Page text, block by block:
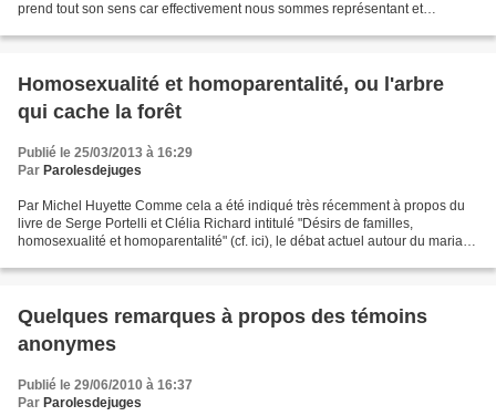
prend tout son sens car effectivement nous sommes représentant et
Homosexualité et homoparentalité, ou l'arbre
qui cache la forêt
Publié le 25/03/2013 à 16:29
Par Parolesdejuges
Par Michel Huyette Comme cela a été indiqué très récemment à propos du
livre de Serge Portelli et Clélia Richard intitulé "Désirs de familles,
homosexualité et homoparentalité" (cf. ici), le débat actuel autour du mariage
Quelques remarques à propos des témoins
anonymes
Publié le 29/06/2010 à 16:37
Par Parolesdejuges